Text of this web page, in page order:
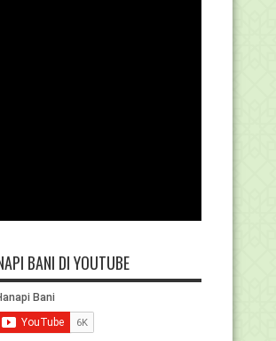
BANI DI YOUTUBE